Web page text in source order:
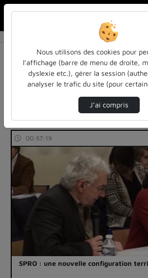
Résultats de la recherche
Filtres actifs (cliquer pour en retirer) :
Français
les-rendez-vous-des-
les-rendez-vous-des-
57 vidéos trouvées
00:57:19
SPRO : une nouvelle configuration
Nous utilisons des cookies pour
l’affichage (barre de menu de droite,
dyslexie etc.), gérer la session
analyser le trafic du site (pour
J’ai compris